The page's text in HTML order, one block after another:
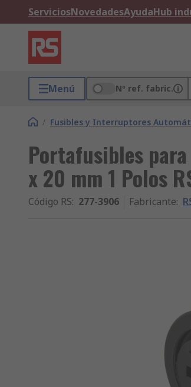
ServiciosNovedadesAyudaHub
Menú Nº ref. fabric.
/ Fusibles y Interruptores
Portafusibles
x 20 mm 1 Polos
Código RS: 277-3906 Fabricante: